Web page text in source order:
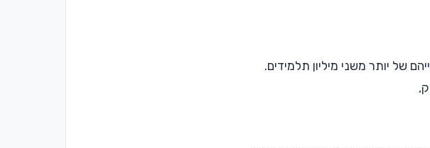
של יותר משני מיליון תלמידים.